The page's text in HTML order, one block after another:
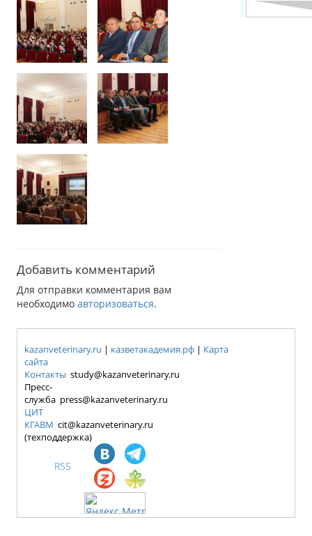
Добавить комментарий
Для отправки комментария вам
необходимо авторизоваться.
kazanveterinary.ru | казветакадемия.рф | Карта
сайта
Контакты study@kazanveterinary.ru
Пресс-
служба press@kazanveterinary.ru
ЦИТ
КГАВМ cit@kazanveterinary.ru
(техподдержка)
RSS